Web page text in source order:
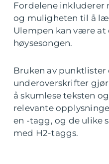
Fordelene
og muligheten til å
Ulempen kan være
høysesongen.
Bruken av punktlister
underoverskrifter
å skumlese teksten
relevante
en -tagg, og de ulike
med H2-taggs.